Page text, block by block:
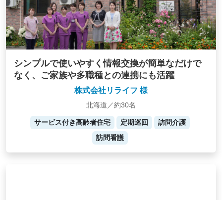
シンプルで使いやすく情報交換が簡単なだけで
なく、ご家族や多職種との連携にも活躍
株式会社リライフ 様
北海道／約30名
サービス付き高齢者住宅 定期巡回
訪問介護
訪問看護